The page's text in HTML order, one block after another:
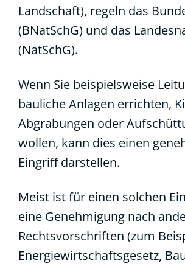
Landschaft), regeln das
(BNatSchG) und das
(NatSchG).
Wenn Sie beispielsweise
bauliche Anlagen errichten,
Abgrabungen oder
wollen, kann dies einen
Eingriff darstellen.
Meist ist für einen solchen
eine Genehmigung nach
Rechtsvorschriften (zum
Energiewirtschaftsgesetz,